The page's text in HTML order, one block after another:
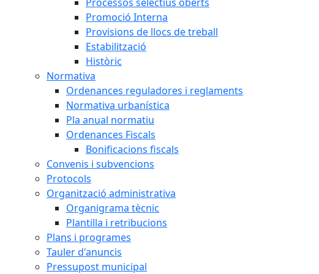
Promoció Interna
Provisions de llocs de treball
Estabilització
Històric
Normativa
Ordenances reguladores i reglaments
Normativa urbanística
Pla anual normatiu
Ordenances Fiscals
Bonificacions fiscals
Convenis i subvencions
Protocols
Organització administrativa
Organigrama tècnic
Plantilla i retribucions
Plans i programes
Tauler d'anuncis
Pressupost municipal